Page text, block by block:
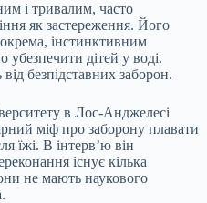
і тривалим, часто
як застереження. Його
інстинктивним
дітей у воді.
безпідставних заборон.
в Лос-Анджелесі
міф про заборону плавати
їжі. В інтерв’ю він
існує кілька
не мають наукового